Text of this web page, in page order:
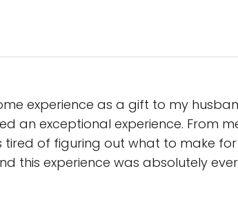
experience as a gift to my
an exceptional experience. From
of figuring out what to make
this experience was absolutely